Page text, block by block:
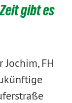
gibt es
FH